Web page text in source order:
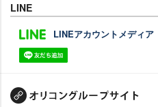
LINE
LINEアカウントメディア